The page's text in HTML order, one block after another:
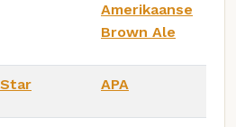
Amerikaanse
Brown Ale
APA